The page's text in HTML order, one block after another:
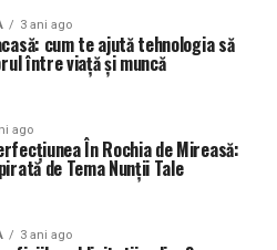
3 ani ago
cum te ajută tehnologia să
între viață și muncă
ago
În Rochia de Mireasă:
de Tema Nunții Tale
3 ani ago